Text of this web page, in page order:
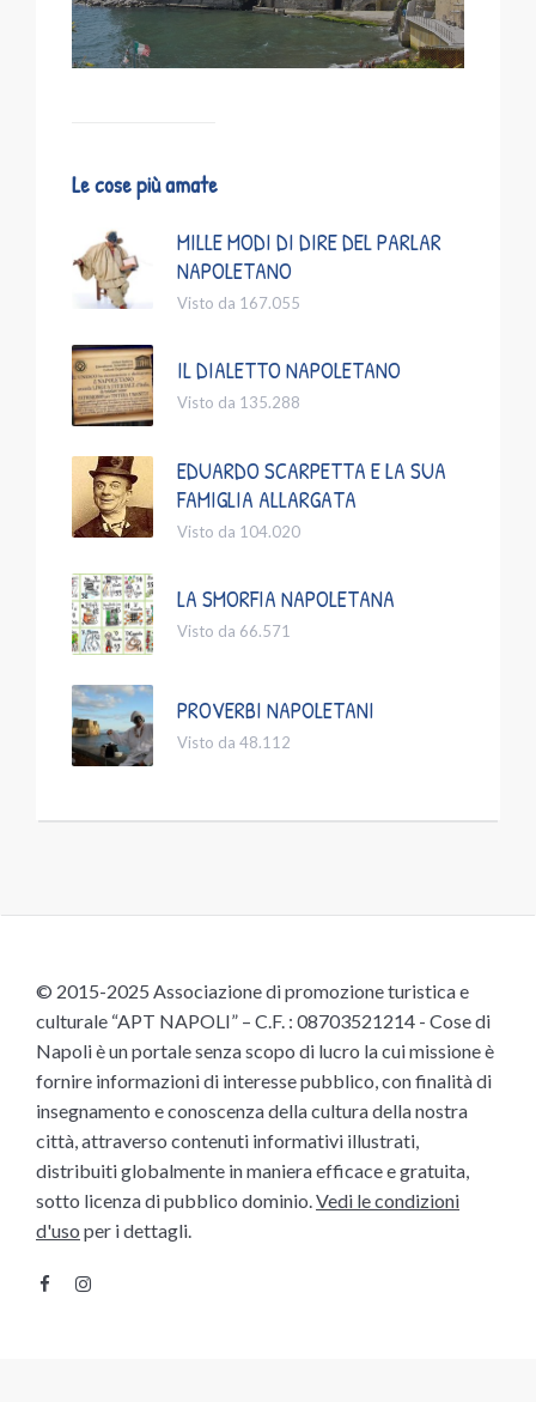
Le cose più amate
MILLE MODI DI DIRE DEL PARLAR
NAPOLETANO
Visto da 167.055
IL DIALETTO NAPOLETANO
Visto da 135.288
EDUARDO SCARPETTA E LA SUA
FAMIGLIA ALLARGATA
Visto da 104.020
LA SMORFIA NAPOLETANA
Visto da 66.571
PROVERBI NAPOLETANI
Visto da 48.112
© 2015-2025 Associazione di promozione turistica e
culturale “APT NAPOLI” – C.F. : 08703521214 - Cose di
Napoli è un portale senza scopo di lucro la cui missione è
fornire informazioni di interesse pubblico, con finalità di
insegnamento e conoscenza della cultura della nostra
città, attraverso contenuti informativi illustrati,
distribuiti globalmente in maniera efficace e gratuita,
sotto licenza di pubblico dominio.Vedi le condizioni
d'uso per i dettagli.